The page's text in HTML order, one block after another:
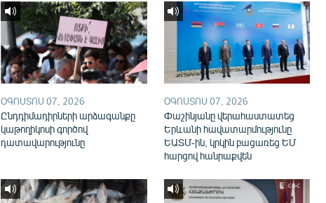
ՕԳՈՍՏՈՍ 07, 2026
Ընդդիմադիրների արձագանքը
կաթողիկոսի գործով
դատավարությունը
ՕԳՈՍՏՈՍ 07, 2026
Փաշինյանը վերահաստատեց
Երևանի հավատարմությունը
ԵԱՏՄ-ին, կրկին բացառեց ԵՄ
հարցով հանրաքվեն